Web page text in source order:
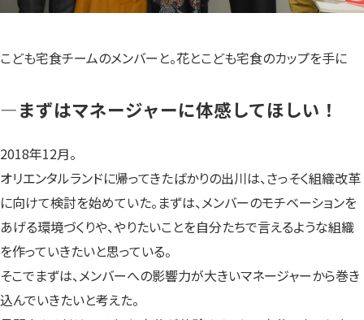
こども宅食チームのメンバーと。花とこども宅食のカップを手に
—まずはマネージャーに体感してほしい！
2018年12月。
オリエンタルランドに帰ってきたばかりの出川は、さっそく組織改革
に向けて検討を始めていた。まずは、メンバーのモチベーションを
あげる環境づくりや、やりたいことを自分たちで言えるような組織
を作っていきたいと思っている。
そこでまずは、メンバーへの影響力が大きいマネージャーから巻き
込んでいきたいと考えた。